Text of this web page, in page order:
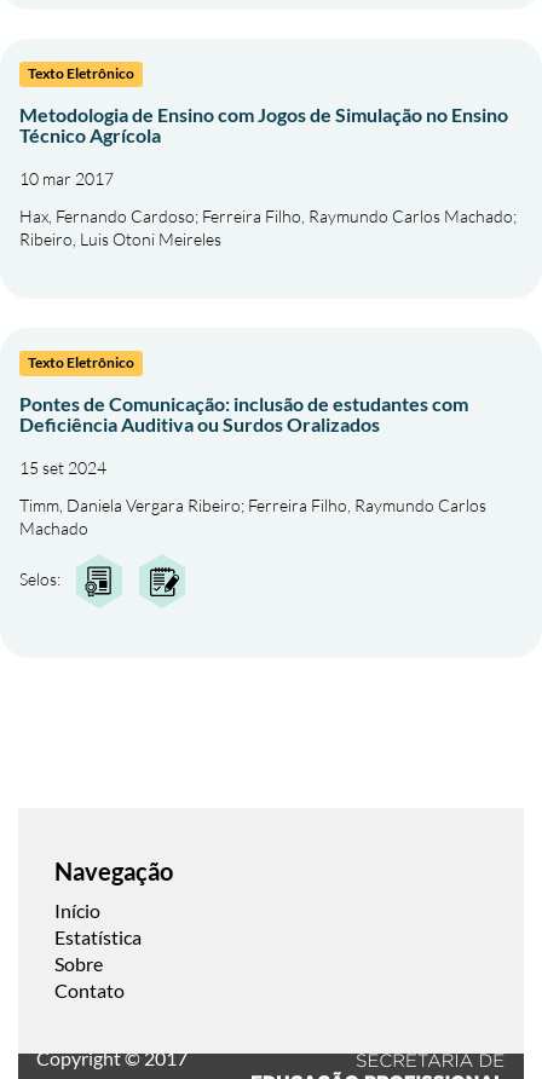
Texto Eletrônico
Metodologia de Ensino com Jogos de Simulação no Ensino
Técnico Agrícola
10 mar 2017
Hax, Fernando Cardoso; Ferreira Filho, Raymundo Carlos Machado;
Ribeiro, Luis Otoni Meireles
Texto Eletrônico
Pontes de Comunicação: inclusão de estudantes com
Deficiência Auditiva ou Surdos Oralizados
15 set 2024
Timm, Daniela Vergara Ribeiro; Ferreira Filho, Raymundo Carlos
Machado
Selos:
Navegação
Início
Estatística
Sobre
Contato
Copyright © 2017